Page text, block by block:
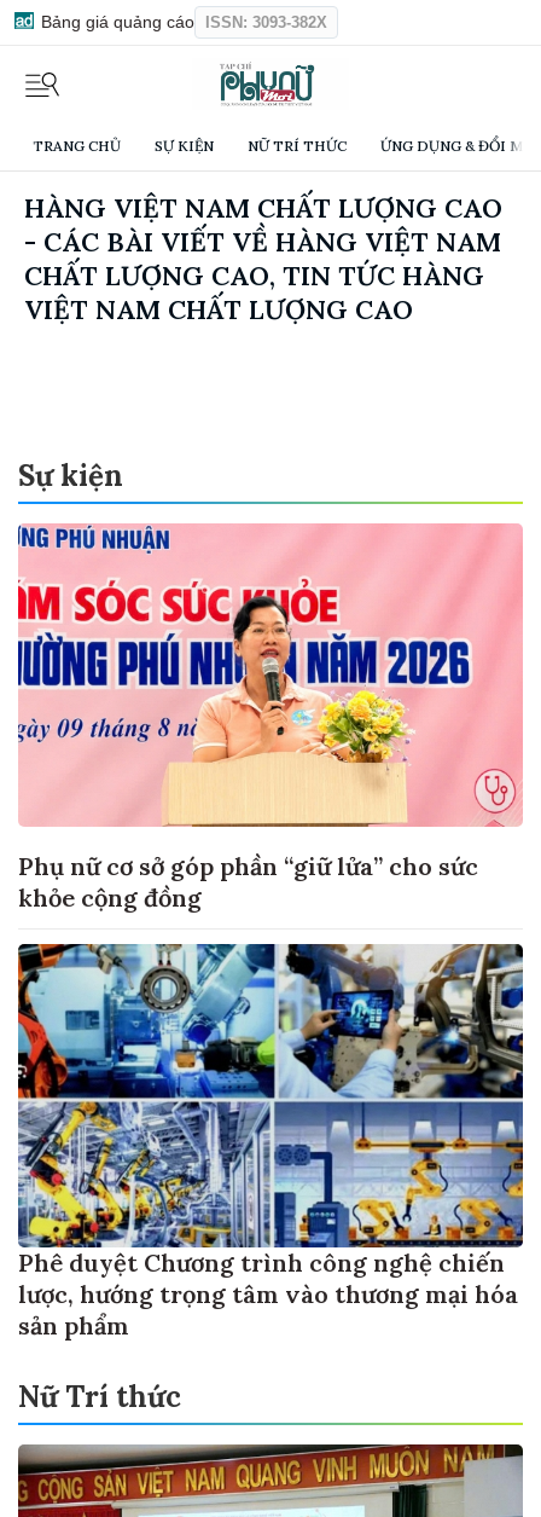
Bảng giá quảng cáo ISSN: 3093-382X
TRANG CHỦ SỰ KIỆN NỮ TRÍ THỨC ỨNG DỤNG & ĐỔI
HÀNG VIỆT NAM CHẤT LƯỢNG CAO
- CÁC BÀI VIẾT VỀ HÀNG VIỆT NAM
CHẤT LƯỢNG CAO, TIN TỨC HÀNG
VIỆT NAM CHẤT LƯỢNG CAO
Sự kiện
Phụ nữ cơ sở góp phần “giữ lửa” cho sức
khỏe cộng đồng
Phê duyệt Chương trình công nghệ chiến
lược, hướng trọng tâm vào thương mại hóa
sản phẩm
Nữ Trí thức